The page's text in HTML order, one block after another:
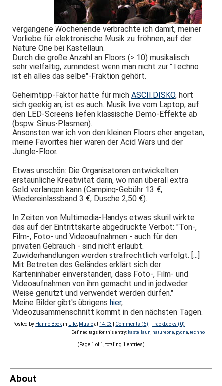
vergangene Wochenende verbrachte ich damit, meiner
Vorliebe für elektronische Musik zu fröhnen, auf der
Nature One bei Kastellaun.
Durch die große Anzahl an Floors (> 10) musikalisch
sehr vielfältig, zumindest wenn man nicht zur "Techno
ist eh alles das selbe"-Fraktion gehört.
Geheimtipp-Faktor hatte für michASCII.DISKO, hört
sich geekig an, ist es auch. Musik live vom Laptop, auf
den LED-Screens liefen klassische Demo-Effekte ab
(bspw. Sinus-Plasmen).
Ansonsten war ich von den kleinen Floors eher angetan,
meine Favorites hier waren der Acid Wars und der
Jungle-Floor.
Etwas unschön: Die Organisatoren entwickelten
erstaunliche Kreativität darin, wo man überall extra
Geld verlangen kann (Camping-Gebühr 13 €,
Wiedereinlassband 3 €, Dusche 2,50 €).
In Zeiten von Multimedia-Handys etwas skuril wirkte
das auf der Eintrittskarte abgedruckte Verbot: "Ton-,
Film-, Foto- und Videoaufnahmen - auch für den
privaten Gebrauch - sind nicht erlaubt.
Zuwiderhandlungen werden strafrechtlich verfolgt. [...]
Mit Betreten des Geländes erklärt sich der
Karteninhaber einverstanden, dass Foto-, Film- und
Videoaufnahmen von ihm gemacht und in jedweder
Weise genutzt und verwendet werden dürfen."
Meine Bilder gibt's übrigenshier,
Videozusammenschnitt kommt in den nächsten Tagen.
Posted by Hanno Böckin Life Musicat 14:03 Comments (6) |Trackbacks (0)
Defined tags for this entry: kastellaun natureone pydna techno
(Page 1 of 1, totaling 1 entries)
About